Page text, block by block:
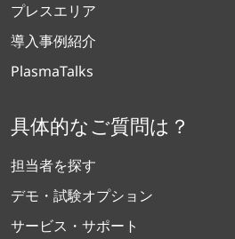
プレスエリア
導入事例紹介
PlasmaTalks
具体的なご質問は？
担当者を探す
デモ・試験オプション
サービス・サポート